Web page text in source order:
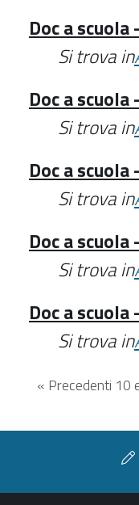
Doc a
Si trova in
Doc a
Si trova in
Doc a
Si trova in
Doc a
Si trova in
Doc a
Si trova in
« Precedenti 10